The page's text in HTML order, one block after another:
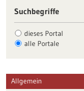
Suchbegriffe
dieses Portal
alle Portale
Allgemein